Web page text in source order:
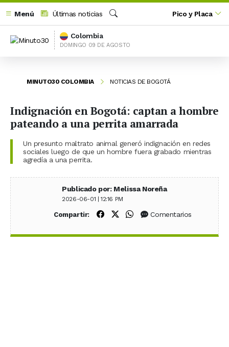
Menú
Últimas noticias
Buscar
Pico y Placa
Colombia
DOMINGO 09 DE AGOSTO
MINUTO30 COLOMBIA NOTICIAS DE BOGOTÁ
Indignación en Bogotá: captan a hombre
pateando a una perrita amarrada
Un presunto maltrato animal generó indignación en redes
sociales luego de que un hombre fuera grabado mientras
agredía a una perrita.
Publicado por: Melissa Noreña
2026-06-01 | 12:16 PM
Compartir: Compartir en Facebook
Compartir en X (Twitter)
Compartir en WhatsApp
Comentarios